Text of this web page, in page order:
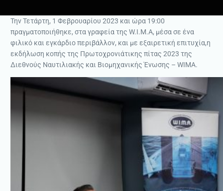
Την Τετάρτη, 1 Φεβρουαρίου 2023 και ώρα 19:00
πραγματοποιήθηκε, στα γραφεία της W.I.M.A, μέσα σε ένα
φιλικό και εγκάρδιο περιβάλλον, και με εξαιρετική επιτυχία,η
εκδήλωση κοπής της Πρωτοχρονιάτικης πίτας 2023 της
Διεθνούς Ναυτιλιακής και Βιομηχανικής Ένωσης – WIMA.